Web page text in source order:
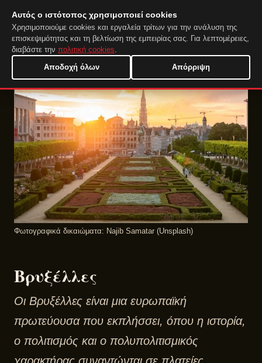
DuckTip.com
Φωτογραφικά δικαιώματα: Najib Samatar (Unsplash)
Βρυξέλλες
Οι Βρυξέλλες είναι μια ευρωπαϊκή
πρωτεύουσα που εκπλήσσει, όπου η ιστορία,
ο πολιτισμός και ο πολυπολιτισμικός
Αυτός ο ιστότοπος χρησιμοποιεί cookies
Χρησιμοποιούμε cookies και εργαλεία τρίτων για την ανάλυση της
επισκεψιμότητας και τη βελτίωση της εμπειρίας σας. Για λεπτομέρειες,
διαβάστε την πολιτική cookies.
Αποδοχή όλων
Απόρριψη